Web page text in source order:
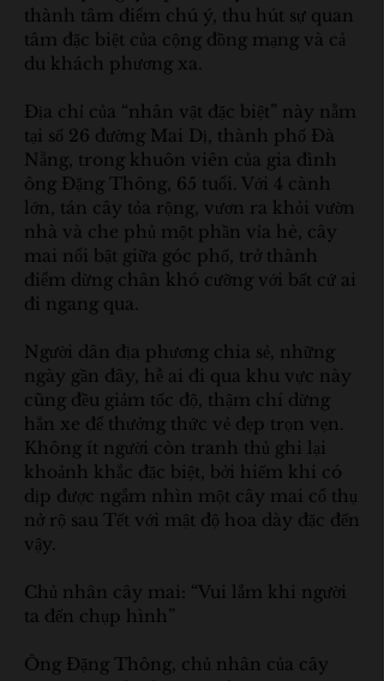
thành tâm điểm chú ý, thu hút sự quan
tâm đặc biệt của cộng đồng mạng và cả
du khách phương xa.
Địa chỉ của “nhân vật đặc biệt” này nằm
tại số 26 đường Mai Dị, thành phố Đà
Nẵng, trong khuôn viên của gia đình
ông Đặng Thông, 65 tuổi. Với 4 cành
lớn, tán cây tỏa rộng, vươn ra khỏi vườn
nhà và che phủ một phần vỉa hè, cây
mai nổi bật giữa góc phố, trở thành
điểm dừng chân khó cưỡng với bất cứ ai
đi ngang qua.
Người dân địa phương chia sẻ, những
ngày gần đây, hễ ai đi qua khu vực này
cũng đều giảm tốc độ, thậm chí dừng
hẳn xe để thưởng thức vẻ đẹp trọn vẹn.
Không ít người còn tranh thủ ghi lại
khoảnh khắc đặc biệt, bởi hiếm khi có
dịp được ngắm nhìn một cây mai cổ thụ
nở rộ sau Tết với mật độ hoa dày đặc đến
vậy.
Chủ nhân cây mai: “Vui lắm khi người
ta đến chụp hình”
Ông Đặng Thông, chủ nhân của cây